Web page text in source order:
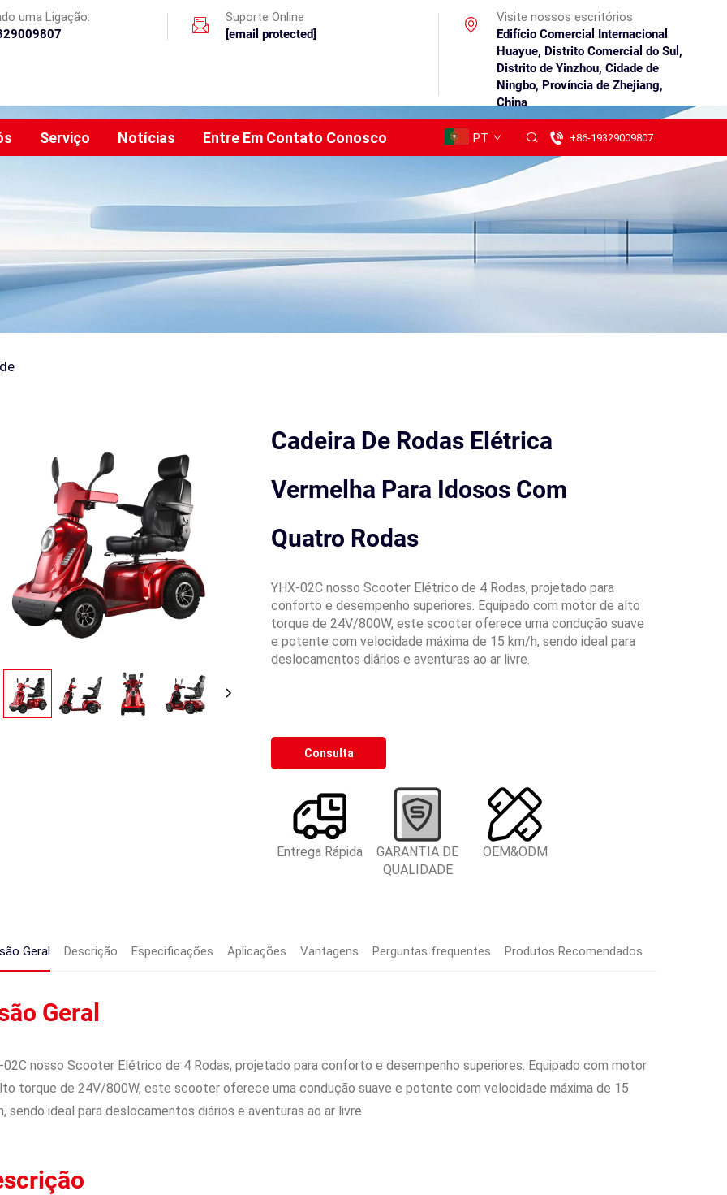
uma Ligação:
Suporte Online
[email protected]
Visite nossos escritórios
Edifício Comercial Internacional
Huayue, Distrito Comercial do Sul,
Distrito de Yinzhou, Cidade de
Ningbo, Província de Zhejiang,
China
Serviço Notícias Entre Em Contato Conosco PT +86-19329009807
Cadeira De Rodas Elétrica
Vermelha Para Idosos Com
Quatro Rodas
YHX-02C nosso Scooter Elétrico de 4 Rodas, projetado para
conforto e desempenho superiores. Equipado com motor de alto
torque de 24V/800W, este scooter oferece uma condução suave
e potente com velocidade máxima de 15 km/h, sendo ideal para
deslocamentos diários e aventuras ao ar livre.
Consulta
Entrega Rápida
GARANTIA DE
QUALIDADE
OEM&ODM
Geral Descrição Especificações Aplicações Vantagens Perguntas frequentes Produtos Recomendados
Geral
02C nosso Scooter Elétrico de 4 Rodas, projetado para conforto e desempenho superiores. Equipado com motor
torque de 24V/800W, este scooter oferece uma condução suave e potente com velocidade máxima de 15
sendo ideal para deslocamentos diários e aventuras ao ar livre.